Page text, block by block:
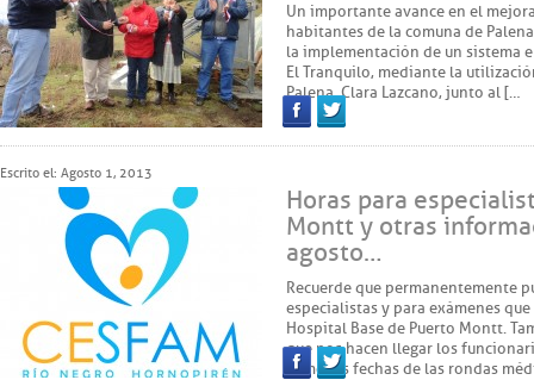
Un importante avance en el
habitantes de la comuna de
la implementación de un sistema
El Tranquilo, mediante la
Palena, Clara Lazcano, junto al […
FacebookTwitter
Escrito el: Agosto 1, 2013
Horas para
Montt y otras
agosto…
Recuerde que permanentemente
especialistas y para exámenes
Hospital Base de Puerto Montt.
que nos hacen llegar los
como las fechas de las rondas